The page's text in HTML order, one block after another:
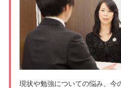
k
現状や勉強についての悩み、今